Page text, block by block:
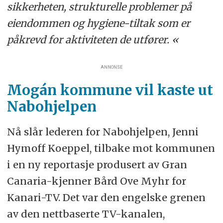
sikkerheten, strukturelle problemer på
eiendommen og hygiene-tiltak som er
påkrevd for aktiviteten de utfører. «
ANNONSE
Mogán kommune vil kaste ut
Nabohjelpen
Nå slår lederen for Nabohjelpen, Jenni
Hymoff Koeppel, tilbake mot kommunen
i en ny reportasje produsert av Gran
Canaria-kjenner Bård Ove Myhr for
Kanari-TV. Det var den engelske grenen
av den nettbaserte TV-kanalen,